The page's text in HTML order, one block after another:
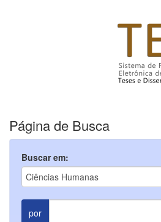
Página de Busca
Buscar em:
por